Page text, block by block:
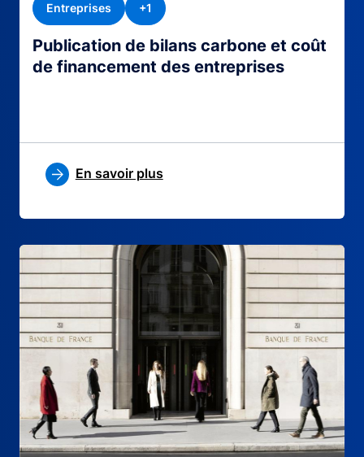
Publication de bilans carbone et coût
de financement des entreprises
Entreprises
+1
En savoir plus